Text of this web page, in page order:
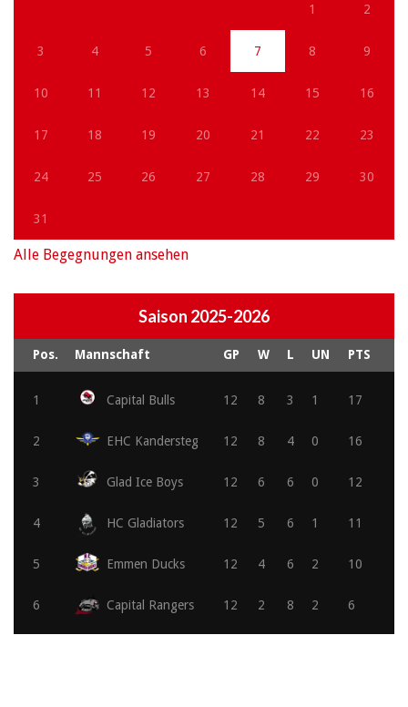
1 2
3 4 5 6 7 8 9
10 11 12 13 14 15 16
17 18 19 20 21 22 23
24 25 26 27 28 29 30
31
Alle Begegnungen ansehen
Saison 2025-2026
Pos. Mannschaft GP W L UN PTS
1 Capital Bulls 12 8 3 1 17
2 EHC Kandersteg 12 8 4 0 16
3 Glad Ice Boys 12 6 6 0 12
4 HC Gladiators 12 5 6 1 11
5 Emmen Ducks 12 4 6 2 10
6 Capital Rangers 12 2 8 2 6